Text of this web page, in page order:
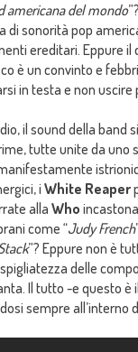
americana del mondo
di sonorità pop
ereditari. Eppure il
è un convinto e
in testa e non uscire
il sound della band
tutte unite da uno
iWhite Reaper
alla Who
come “Judy French
”? Eppure non è
delle
Il tutto -e questo
sempre all’interno